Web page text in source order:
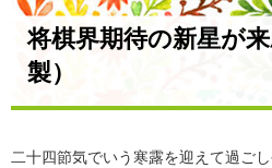
将棋界期待の新星が
製）
二十四節気でいう寒露を迎えて過ご